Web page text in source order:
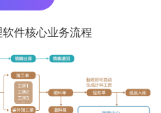
件核心业务流程